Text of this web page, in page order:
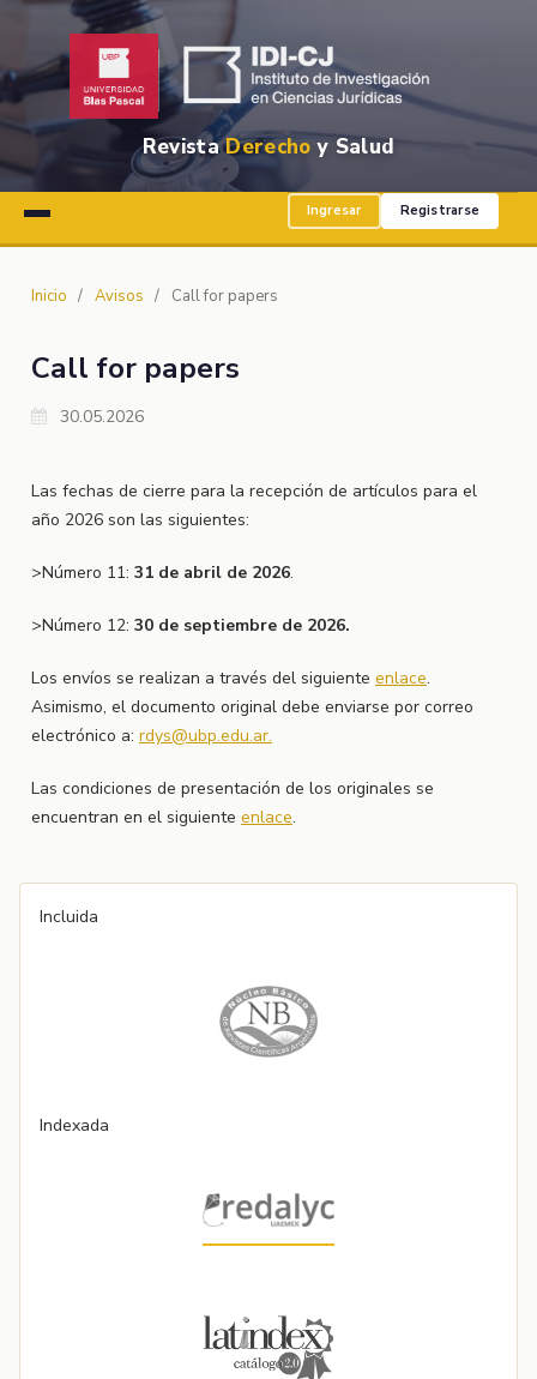
RevistaDerecho y Salud
Ingresar Registrarse
Inicio / Avisos / Call for papers
Call for papers
30.05.2026
Las fechas de cierre para la recepción de artículos para el
año 2026 son las siguientes:
>Número 11: 31 de abril de 2026.
>Número 12: 30 de septiembre de 2026.
Los envíos se realizan a través del siguiente enlace.
Asimismo, el documento original debe enviarse por correo
electrónico a: rdys@ubp.edu.ar.
Las condiciones de presentación de los originales se
encuentran en el siguiente enlace.
Incluida
Indexada